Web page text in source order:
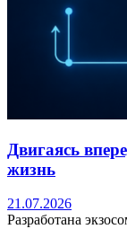
Двигаясь
жизнь
21.07.2026
Разработана